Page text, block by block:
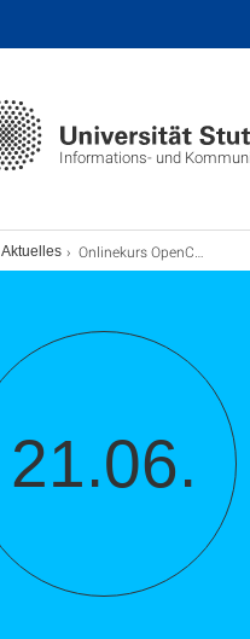
Informations- und
Aktuelles Onlinekurs OpenCms News, Mitarbeiter, usw. via Webex Meetings
21.06.